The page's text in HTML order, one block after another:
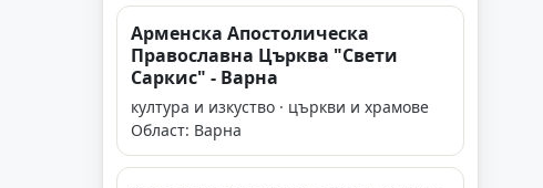
Арменска Апостолическа
Православна Църква "Свети
Саркис" - Варна
култура и изкуство · църкви и храмове
Област: Варна